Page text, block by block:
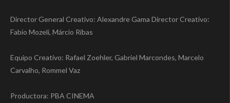
Director General Creativo: Alexandre Gama Director Creativo:
Fabio Mozeli, Márcio Ribas
Equipo Creativo: Rafael Zoehler, Gabriel Marcondes, Marcelo
Carvalho, Rommel Vaz
Productora: PBA CINEMA